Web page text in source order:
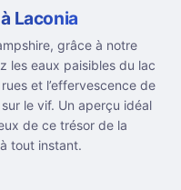
Laconia
grâce à notre
les eaux paisibles du lac
et l’effervescence de
le vif. Un aperçu idéal
de ce trésor de la
tout instant.